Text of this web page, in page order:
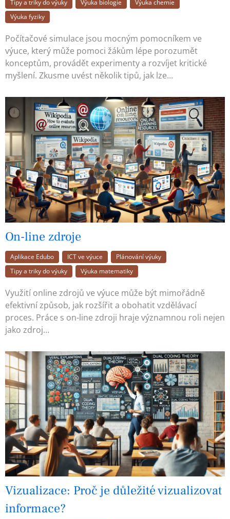
Tipy a triky do výuky Výuka biologie
Výuka chemie
Výuka fyziky
Počítačové simulace jsou mocným pomocníkem ve
výuce, který může pomoci žákům lépe porozumět
konceptům, provádět experimenty a rozvíjet kritické
myšlení. Zkusme uvést několik tipů, jak lze…
On-line zdroje
Aplikace Edubo ICT ve výuce
Plánování výuky
Tipy a triky do výuky
Výuka matematiky
Využití online zdrojů ve výuce může být mimořádně
efektivní způsob, jak rozšířit a obohatit vzdělávací
proces. Práce s on-line zdroji hraje významnou roli nejen
jako zdroj…
Vizualizace: Proč je důležité vizualizovat
informace?